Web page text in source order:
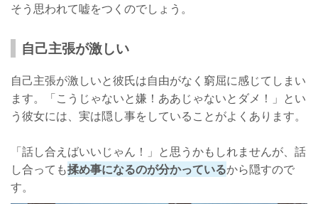
そう思われて嘘をつくのでしょう。
自己主張が激しい
自己主張が激しいと彼氏は自由がなく窮屈に感じてしまい
ます。「こうじゃないと嫌！ああじゃないとダメ！」とい
う彼女には、実は隠し事をしていることがよくあります。
「話し合えばいいじゃん！」と思うかもしれませんが、話
し合っても揉め事になるのが分かっているから隠すので
す。